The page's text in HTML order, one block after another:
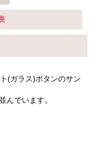
(ガラス)ボタンのサン
んでいます。